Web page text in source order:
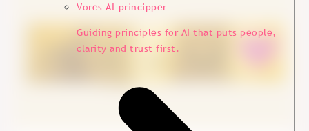
Vores AI-principper
Guiding principles for AI that puts people,
clarity and trust first.